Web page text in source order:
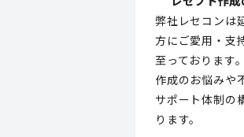
弊社レセコンは
方にご愛用・支
至っております
作成のお悩みや
サポート体制の
ります。